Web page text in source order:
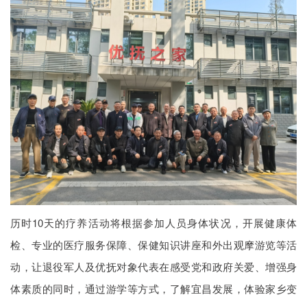
历时10天的疗养活动将根据参加人员身体状况，开展健康体
检、专业的医疗服务保障、保健知识讲座和外出观摩游览等活
动，让退役军人及优抚对象代表在感受党和政府关爱、增强身
体素质的同时，通过游学等方式，了解宜昌发展，体验家乡变